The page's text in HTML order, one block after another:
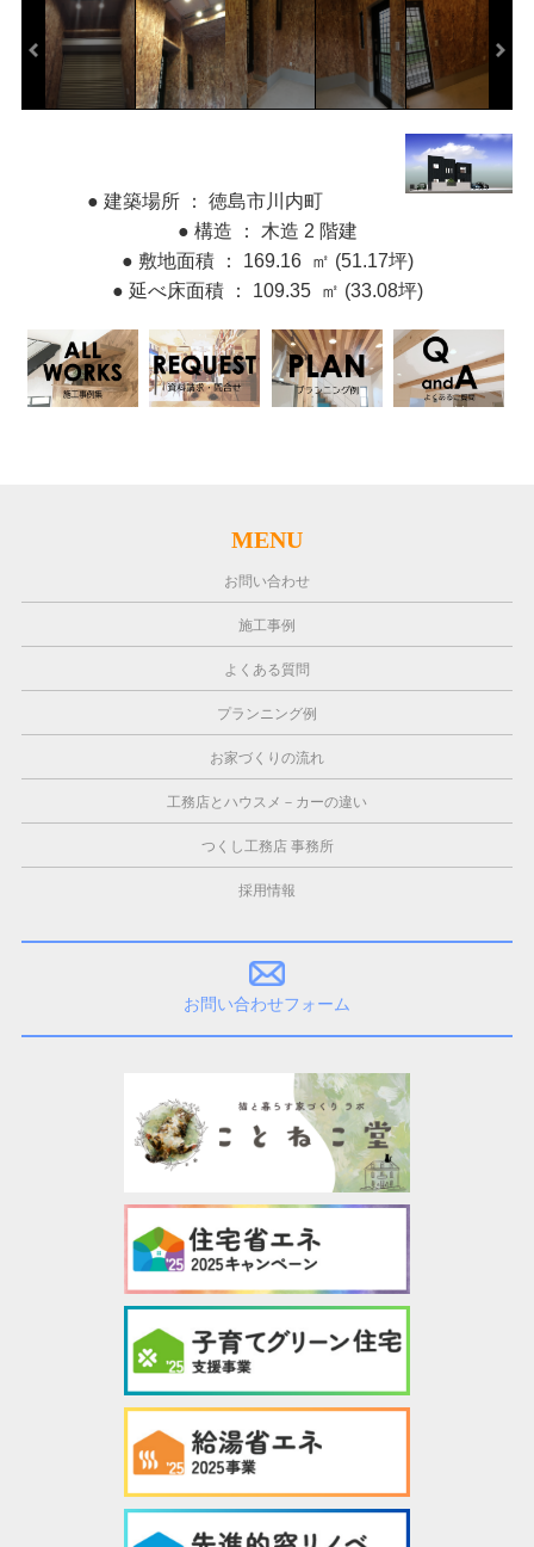
● 建築場所 ： 徳島市川内町
● 構造 ： 木造 2 階建
● 敷地面積 ： 169.16 ㎡ (51.17坪)
● 延べ床面積 ： 109.35 ㎡ (33.08坪)
MENU
お問い合わせ
施工事例
よくある質問
プランニング例
お家づくりの流れ
工務店とハウスメ－カーの違い
つくし工務店 事務所
採用情報
お問い合わせフォーム